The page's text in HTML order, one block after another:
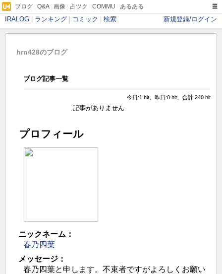
ブログ Q&A| 画像 占ツク COMMU あるある
IRALOG ランキング コミック 検索 新規登録/ログイン
hrn428のブログ
ブログ記事一覧
今日:1 hit、昨日:0 hit、合計:240 hit
記事がありません
プロフィール
ニックネーム：
春乃四葉
メッセージ：
春乃四葉と申します。不束者ですがよろしくお願い